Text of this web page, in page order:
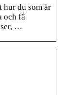
du som är
och få
…